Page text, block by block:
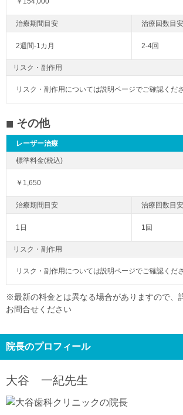
2週間-1カ月 2-4回
リスク・副作用
リスク・副作用については説明ページでご確認くだ
その他
レーザー治療
￥1,650
1日 1回
リスク・副作用
リスク・副作用については説明ページでご確認くだ
※最新の料金とは異なる場合がありますので、
お問合せください
院長のプロフィール
大谷 一紀先生